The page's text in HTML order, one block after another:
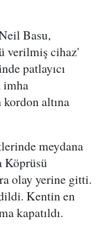
Basu,
verilmiş cihaz'
patlayıcı
imha
altına
meydana
Köprüsü
olay yerine gitti.
Kentin en
kapatıldı.